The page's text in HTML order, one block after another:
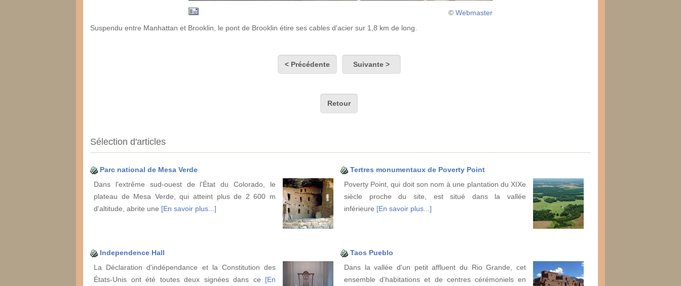
© Webmaster
Suspendu entre Manhattan et Brooklin, le pont de Brooklin étire ses cables d'acier sur 1,8 km de long.
< Précédente Suivante >
Retour
Sélection d'articles
Parc national de Mesa Verde
Dans l'extrême sud-ouest de l'État du Colorado, le
plateau de Mesa Verde, qui atteint plus de 2 600 m
d'altitude, abrite une [En savoir plus...]
Tertres monumentaux de Poverty Point
Poverty Point, qui doit son nom à une plantation du XIXe
siècle proche du site, est situé dans la vallée
inférieure [En savoir plus...]
Independence Hall
La Déclaration d'indépendance et la Constitution des
États-Unis ont été toutes deux signées dans ce [En
Taos Pueblo
Dans la vallée d'un petit affluent du Rio Grande, cet
ensemble d'habitations et de centres cérémoniels en